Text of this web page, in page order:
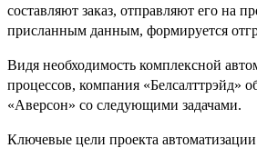
составляют заказ, отправляют его на
присланным данным, формируется
Видя необходимость комплексной
процессов, компания «Белсалттрэйд»
«Аверсон» со следующими задачами.
Ключевые цели проекта